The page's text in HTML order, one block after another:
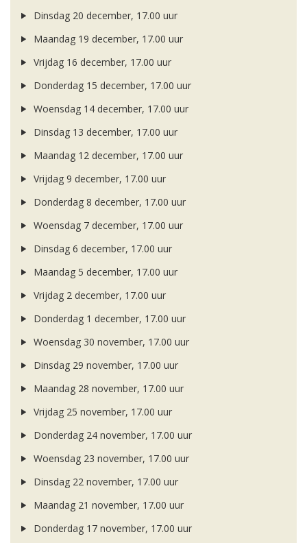
Dinsdag 20 december, 17.00 uur
Maandag 19 december, 17.00 uur
Vrijdag 16 december, 17.00 uur
Donderdag 15 december, 17.00 uur
Woensdag 14 december, 17.00 uur
Dinsdag 13 december, 17.00 uur
Maandag 12 december, 17.00 uur
Vrijdag 9 december, 17.00 uur
Donderdag 8 december, 17.00 uur
Woensdag 7 december, 17.00 uur
Dinsdag 6 december, 17.00 uur
Maandag 5 december, 17.00 uur
Vrijdag 2 december, 17.00 uur
Donderdag 1 december, 17.00 uur
Woensdag 30 november, 17.00 uur
Dinsdag 29 november, 17.00 uur
Maandag 28 november, 17.00 uur
Vrijdag 25 november, 17.00 uur
Donderdag 24 november, 17.00 uur
Woensdag 23 november, 17.00 uur
Dinsdag 22 november, 17.00 uur
Maandag 21 november, 17.00 uur
Donderdag 17 november, 17.00 uur